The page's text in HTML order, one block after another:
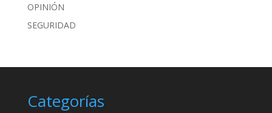
OPINIÓN
SEGURIDAD
Categorías